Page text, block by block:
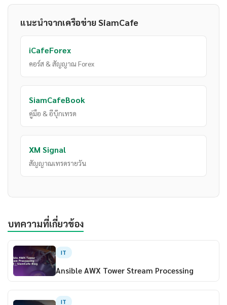
แนะนำจากเครือข่าย SiamCafe
iCafeForex
คอร์ส & สัญญาณ Forex
SiamCafeBook
คู่มือ & อีบุ๊กเทรด
XM Signal
สัญญาณเทรดรายวัน
บทความที่เกี่ยวข้อง
IT
Ansible AWX Tower Stream Processing
IT